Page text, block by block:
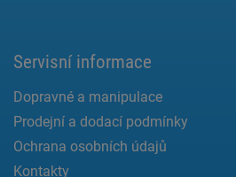
Servisní informace
Dopravné a manipulace
Prodejní a dodací podmínky
Ochrana osobních údajů
Kontakty